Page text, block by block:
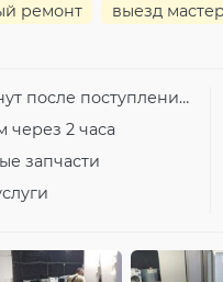
ремонт выезд
поступления заявки
через 2 часа
запчасти